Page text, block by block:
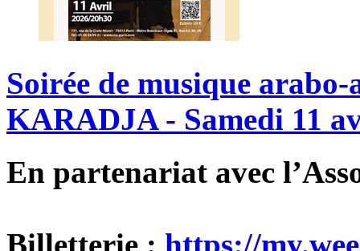
Soirée de musique arabo-
KARADJA - Samedi 11
En partenariat avec